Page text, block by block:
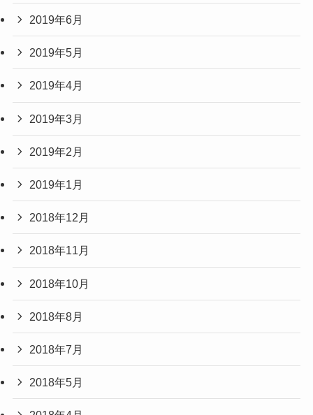
2019年6月
2019年5月
2019年4月
2019年3月
2019年2月
2019年1月
2018年12月
2018年11月
2018年10月
2018年8月
2018年7月
2018年5月